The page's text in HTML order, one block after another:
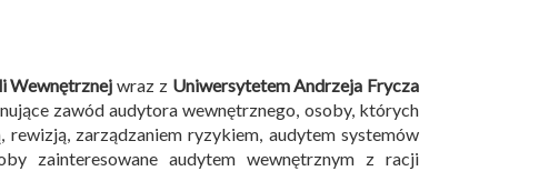
Wewnętrznej wraz z Uniwersytetem Andrzeja Frycza
zawód audytora wewnętrznego, osoby, których
zarządzaniem ryzykiem, audytem systemów
zainteresowane audytem wewnętrznym z racji